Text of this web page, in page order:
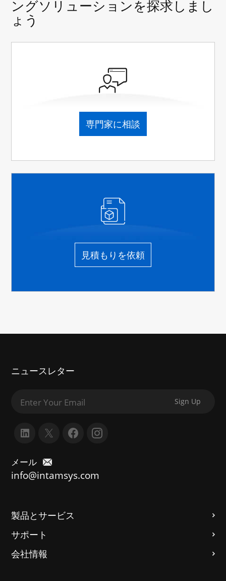
ングソリューションを探求しまし
ょう
専門家に相談
見積もりを依頼
メール
info@intamsys.com
製品とサービス
サポート
会社情報
ニュースレター